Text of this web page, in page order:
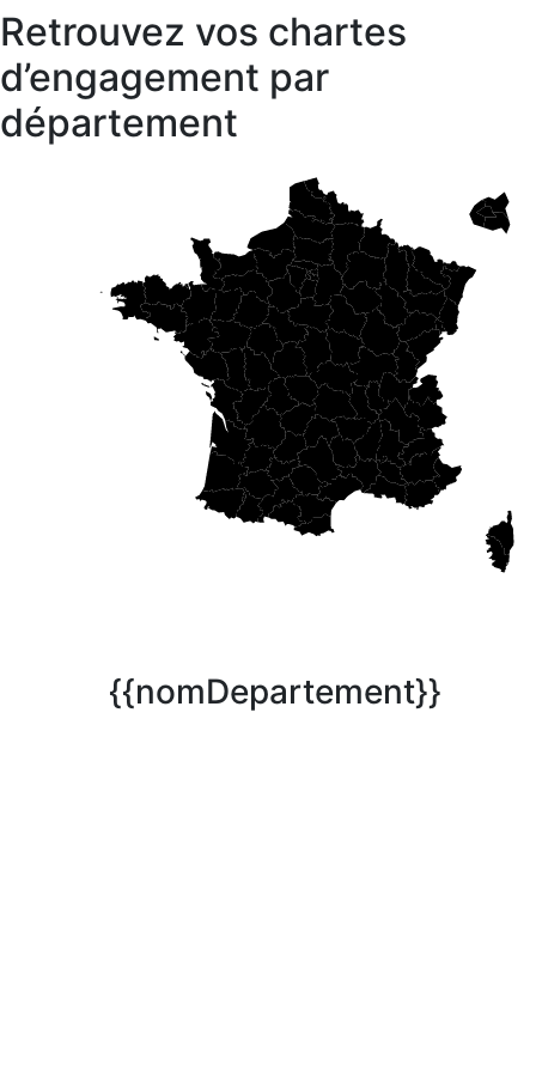
Retrouvez vos chartes
d’engagement par
département
{{nomDepartement}}